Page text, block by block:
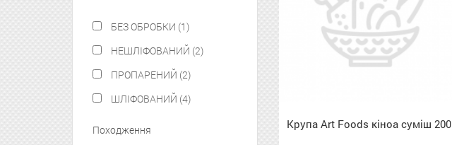
БЕЗ ОБРОБКИ (1)
НЕШЛІФОВАНИЙ (2)
ПРОПАРЕНИЙ (2)
ШЛІФОВАНИЙ (4)
Походження Крупа Art Foods кіноа суміш